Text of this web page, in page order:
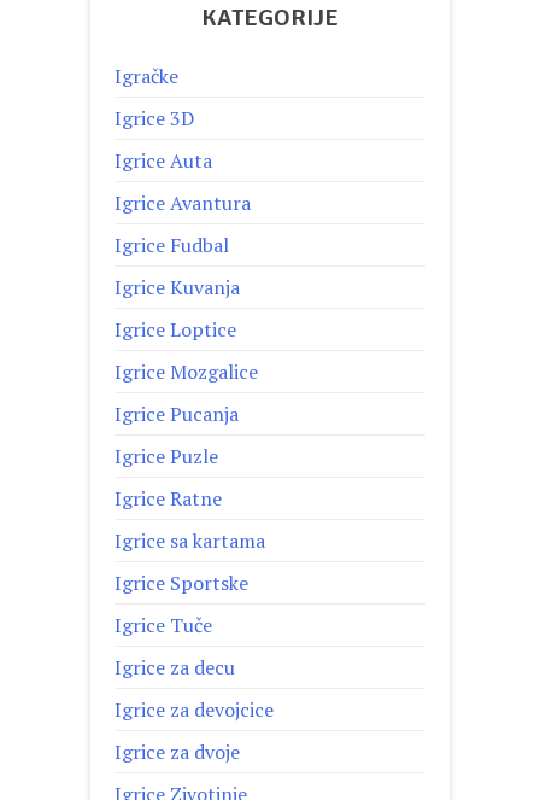
KATEGORIJE
Igračke
Igrice 3D
Igrice Auta
Igrice Avantura
Igrice Fudbal
Igrice Kuvanja
Igrice Loptice
Igrice Mozgalice
Igrice Pucanja
Igrice Puzle
Igrice Ratne
Igrice sa kartama
Igrice Sportske
Igrice Tuče
Igrice za decu
Igrice za devojcice
Igrice za dvoje
Igrice Zivotinje